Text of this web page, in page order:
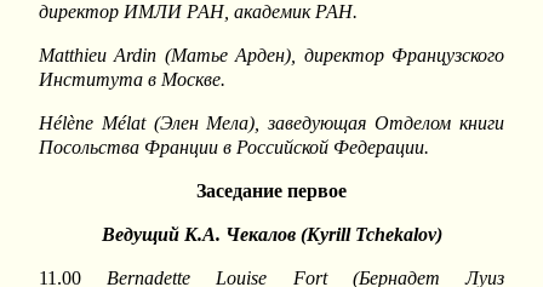
директор ИМЛИ РАН, академик РАН.
Matthieu Ardin (Матье Арден),
директор Французского
Института в Москве.
Hélène Mélat (Элен Мела), заведующая Отделом книги
Посольства Франции в Российской Федерации.
Заседание первое
Ведущий К.А. Чекалов (Kyrill Tchekalov)
11.00 Bernadette Louise Fort(Бернадет Луиз